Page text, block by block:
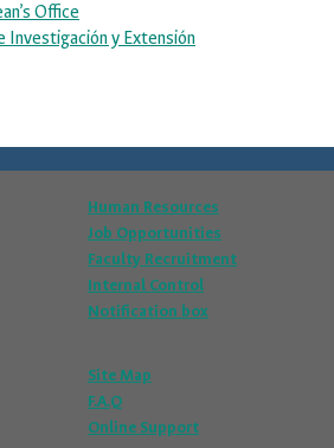
Office
Investigación y Extensión
Human Resources
Job Opportunities
Faculty Recruitment
Internal Control
Notification box
Site Map
F.A.Q
Online Support